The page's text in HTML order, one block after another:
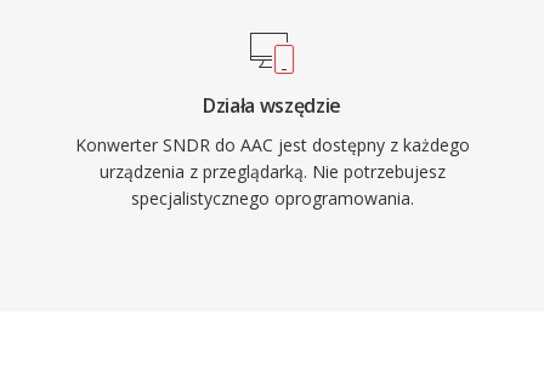
Działa wszędzie
Konwerter SNDR do AAC jest dostępny z każdego
urządzenia z przeglądarką. Nie potrzebujesz
specjalistycznego oprogramowania.